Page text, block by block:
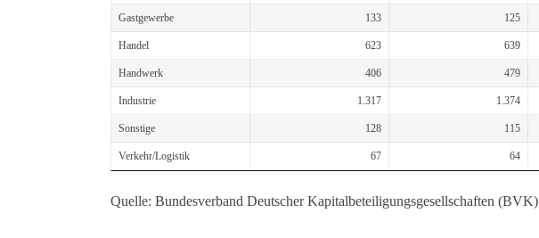
Gastgewerbe 133 125
Handel 623 639
Handwerk 406 479
Industrie 1.317 1.374
Sonstige 128 115
Verkehr/Logistik 67 64
Quelle: Bundesverband Deutscher Kapitalbeteiligungsgesellschaften (BVK)